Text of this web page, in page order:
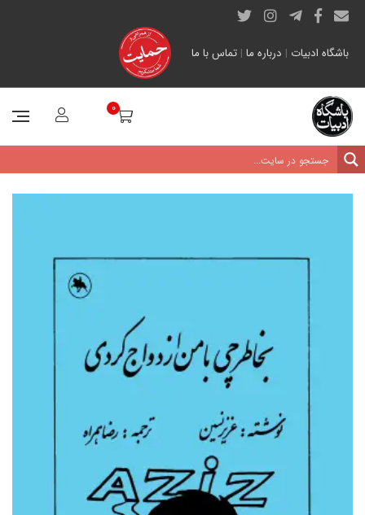
باشگاه ادبیات | درباره ما | تماس با ما
0